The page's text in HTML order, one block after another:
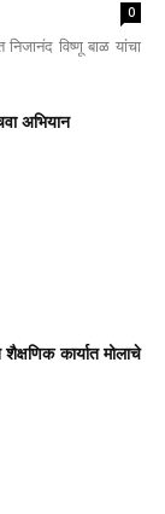
0
विष्णू बाळ यांचा
अभियान
कार्यात मोलाचे